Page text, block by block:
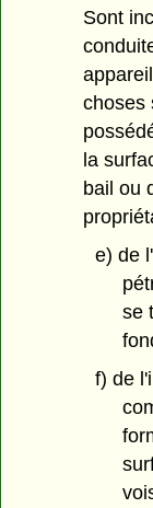
Sont
choses
la
bail ou
e) de
se
f) de